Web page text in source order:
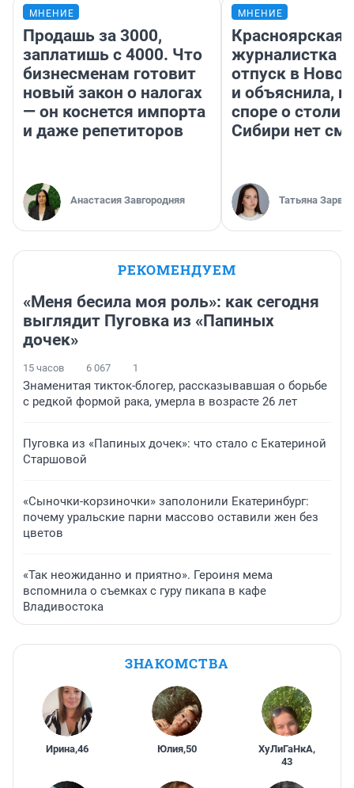
МНЕНИЕ
Продашь за 3000,
заплатишь с 4000. Что
бизнесменам готовит
новый закон о налогах
— он коснется импорта
и даже репетиторов
Анастасия Завгородняя
МНЕНИЕ
Красноярская
журналистка
отпуск в
и объяснила,
споре о
Сибири нет
Татьяна Зарва
РЕКОМЕНДУЕМ
«Меня бесила моя роль»: как сегодня
выглядит Пуговка из «Папиных
дочек»
15 часов 6 067 1
Знаменитая тикток-блогер, рассказывавшая о борьбе
с редкой формой рака, умерла в возрасте 26 лет
Пуговка из «Папиных дочек»: что стало с Екатериной
Старшовой
«Сыночки-корзиночки» заполонили Екатеринбург:
почему уральские парни массово оставили жен без
цветов
«Так неожиданно и приятно». Героиня мема
вспомнила о съемках с гуру пикапа в кафе
Владивостока
ЗНАКОМСТВА
Ирина,46 Юлия,50 ХуЛиГаНкА,
43